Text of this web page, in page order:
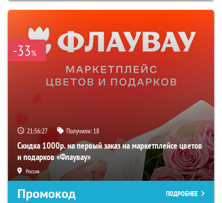
-33%
21:56:26 Получили: 18
Скидка 1000р. на первый заказ на маркетплейсе цветов
и подарков «Флаувау»
Россия
Промокод ПОДРОБНЕЕ